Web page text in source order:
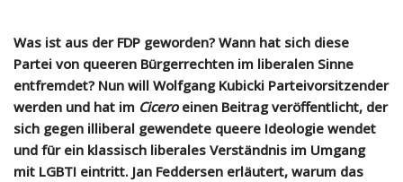
Was ist aus der FDP geworden? Wann hat sich diese
Partei von queeren Bürgerrechten im liberalen Sinne
entfremdet? Nun will Wolfgang Kubicki Parteivorsitzender
werden und hat im Ciceroeinen Beitrag veröffentlicht, der
sich gegen illiberal gewendete queere Ideologie wendet
und für ein klassisch liberales Verständnis im Umgang
mit LGBTI eintritt. Jan Feddersen erläutert, warum das